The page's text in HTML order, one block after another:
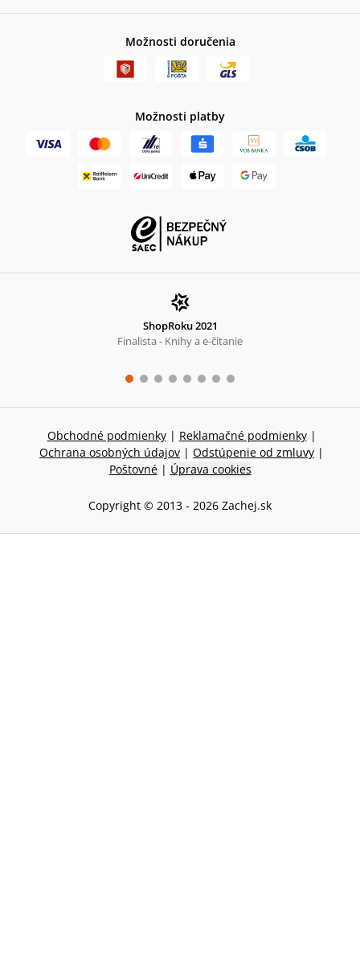
Možnosti doručenia
Možnosti platby
ShopRoku 2021
Finalista - Knihy a e-čítanie
Obchodné podmienky | Reklamačné podmienky |
Ochrana osobných údajov | Odstúpenie od zmluvy |
Poštovné | Úprava cookies
Copyright © 2013 - 2026 Zachej.sk